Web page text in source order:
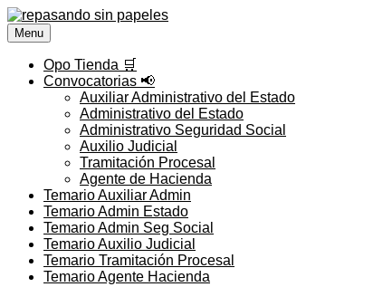
Saltar
al
contenido
Menu
Opo Tienda 🛒
Convocatorias 📢
Auxiliar Administrativo del Estado
Administrativo del Estado
Administrativo Seguridad Social
Auxilio Judicial
Tramitación Procesal
Agente de Hacienda
Temario Auxiliar Admin
Temario Admin Estado
Temario Admin Seg Social
Temario Auxilio Judicial
Temario Tramitación Procesal
Temario Agente Hacienda